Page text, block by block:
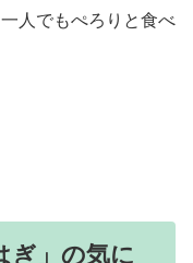
人でもぺろりと食べ
ぎ」の気に